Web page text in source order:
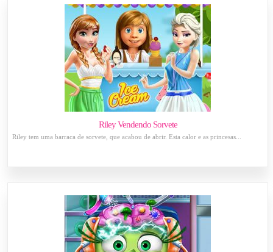
Riley Vendendo Sorvete
Riley tem uma barraca de sorvete, que acabou de abrir. Esta calor e as princesas...